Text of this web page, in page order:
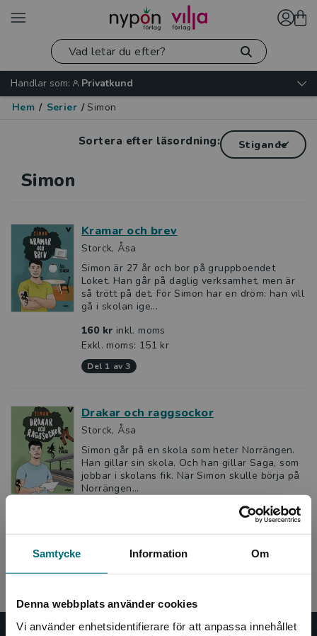
Samtycke Information Om
Denna webbplats använder cookies
Vi använder enhetsidentifierare för att anpassa innehållet
Handlar som:
Privatkund
Hem / Serier / Simon
Sortera efter läsordning:
Simon
Kramar och brev
Storck, Åsa
Simon är 27 år och bor på gruppboendet
Loket. Han går på daglig verksamhet, men är
så trött på det. För Simon har en dröm: han vill
gå i skolan ige...
160 kr inkl. moms
Exkl. moms: 151 kr
del 1 av 3
Drakar och raggsockor
Storck, Åsa
Simon går på en skola som heter Norrängen.
Han gillar sin skola. Och han gillar Saga, som
jobbar i skolans fik. När Simon skulle börja på
Norrängen...
del 3 av 3